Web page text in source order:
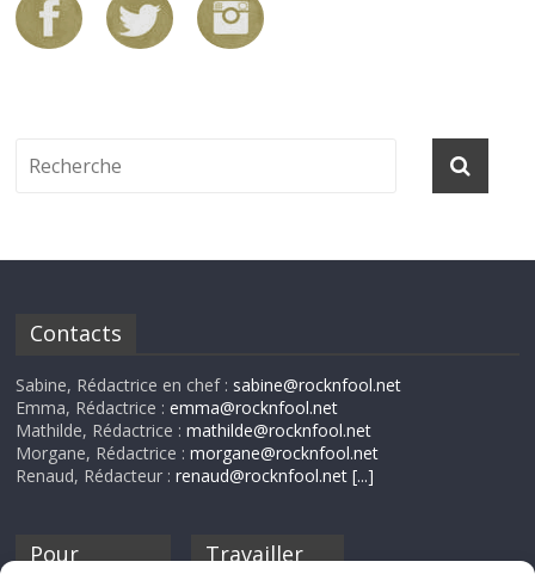
Contacts
Sabine, Rédactrice en chef : sabine@rocknfool.net
Emma, Rédactrice :emma@rocknfool.net
Mathilde, Rédactrice :mathilde@rocknfool.net
Morgane, Rédactrice :morgane@rocknfool.net
Renaud, Rédacteur :renaud@rocknfool.net [...]
Pour
Travailler